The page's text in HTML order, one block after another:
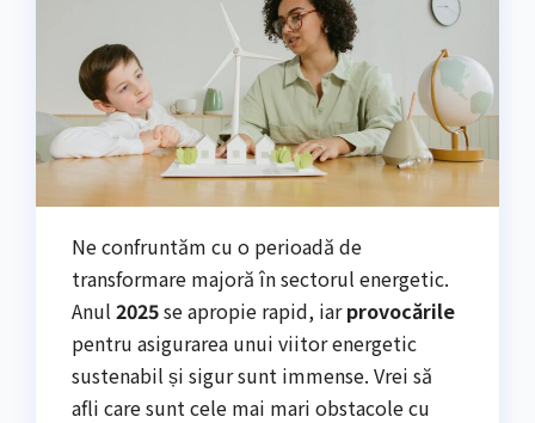
Ne confruntăm cu o perioadă de
transformare majoră în sectorul energetic.
Anul 2025se apropie rapid, iarprovocările
pentru asigurarea unui viitor energetic
sustenabil și sigur sunt immense. Vrei să
afli care sunt cele mai mari obstacole cu